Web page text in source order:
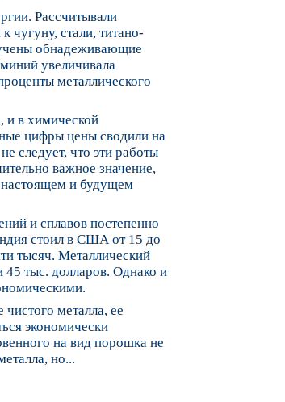
Рассчитывали
чугуну, стали, титано-
обнадеживающие
увеличивала
металлического
и в химической
цифры цены сводили на
следует, что эти работы
важное значение,
настоящем и будущем
и сплавов постепенно
стоил в США от 15 до
тысяч. Металлический
45 тыс. долларов. Однако и
металла, ее
экономически
на вид порошка не
но...